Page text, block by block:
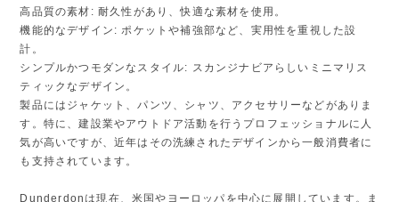
高品質の素材: 耐久性があり、快適な素材を使用。
機能的なデザイン: ポケットや補強部など、実用性を重視した設
計。
シンプルかつモダンなスタイル: スカンジナビアらしいミニマリス
ティックなデザイン。
製品にはジャケット、パンツ、シャツ、アクセサリーなどがありま
す。特に、建設業やアウトドア活動を行うプロフェッショナルに人
気が高いですが、近年はその洗練されたデザインから一般消費者に
も支持されています。
Dunderdonは現在、米国やヨーロッパを中心に展開しています。ま